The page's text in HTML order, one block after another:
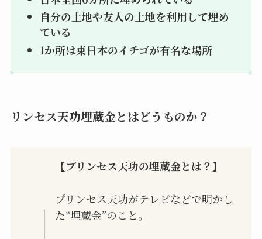
自分の土地や友人の土地を利用して埋め
ている
1か所は東日本のイチゴが有名な場所
リンセス天功埋蔵金とはどうものか？
【プリンセス天功の埋蔵金とは？】
プリンセス天功がテレビなどで明かし
た“埋蔵金”のこと。